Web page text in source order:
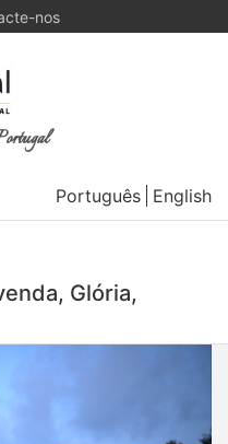
nos
Português English
Glória,